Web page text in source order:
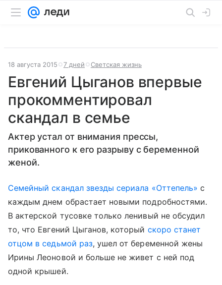
18 августа 2015 7 дней Светская жизнь
Евгений Цыганов впервые
прокомментировал
скандал в семье
Актер устал от внимания прессы,
прикованного к его разрыву с беременной
женой.
Семейный скандал звезды сериала «Оттепель» с
каждым днем обрастает новыми подробностями.
В актерской тусовке только ленивый не обсудил
то, что Евгений Цыганов, который скоро станет
отцом в седьмой раз, ушел от беременной жены
Ирины Леоновой и больше не живет с ней под
одной крышей.